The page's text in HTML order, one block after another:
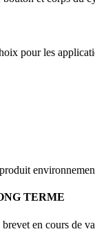
pour les
TERME
en cours de